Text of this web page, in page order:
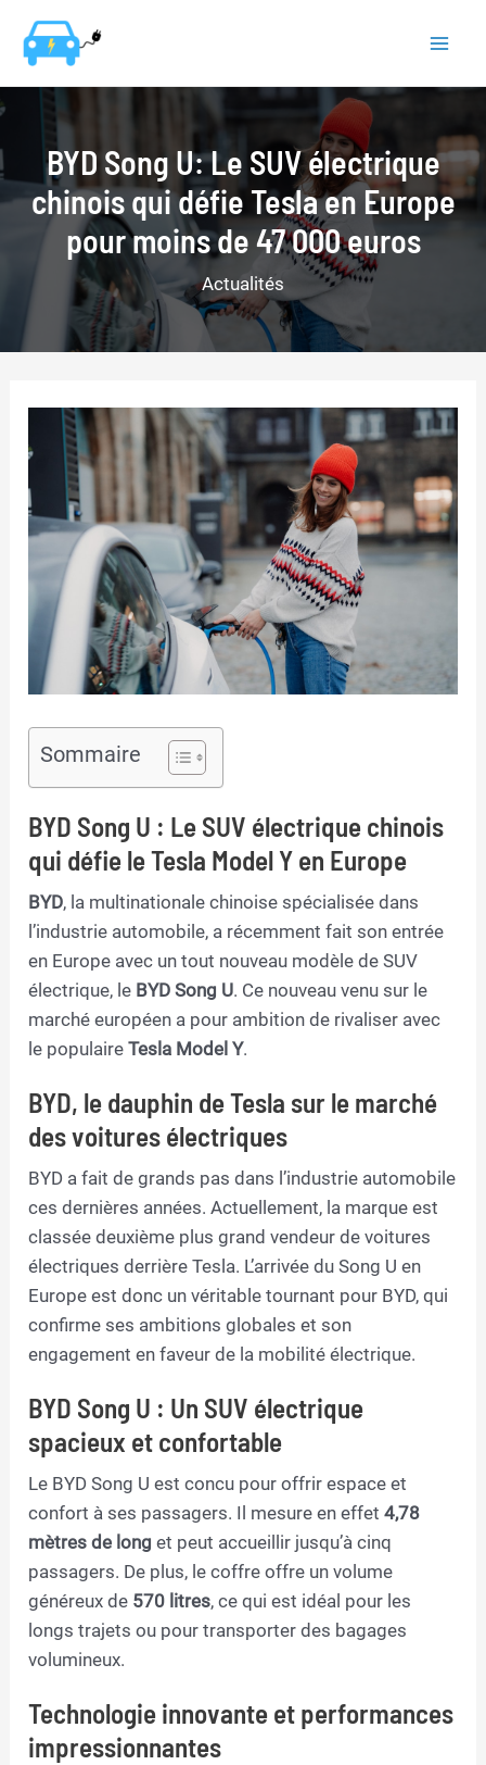
contenu
BYD Song U: Le SUV électrique
chinois qui défie Tesla en Europe
pour moins de 47 000 euros
Actualités
Sommaire
BYD Song U : Le SUV électrique chinois
qui défie le Tesla Model Y en Europe
BYD, la multinationale chinoise spécialisée dans
l’industrie automobile, a récemment fait son entrée
en Europe avec un tout nouveau modèle de SUV
électrique, le BYD Song U. Ce nouveau venu sur le
marché européen a pour ambition de rivaliser avec
le populaireTesla Model Y.
BYD, le dauphin de Tesla sur le marché
des voitures électriques
BYD a fait de grands pas dans l’industrie automobile
ces dernières années. Actuellement, la marque est
classée deuxième plus grand vendeur de voitures
électriques derrière Tesla. L’arrivée du Song U en
Europe est donc un véritable tournant pour BYD, qui
confirme ses ambitions globales et son
engagement en faveur de la mobilité électrique.
BYD Song U : Un SUV électrique
spacieux et confortable
Le BYD Song U est concu pour offrir espace et
confort à ses passagers. Il mesure en effet4,78
mètres de long et peut accueillir jusqu’à cinq
passagers. De plus, le coffre offre un volume
généreux de 570 litres, ce qui est idéal pour les
longs trajets ou pour transporter des bagages
volumineux.
Technologie innovante et performances
impressionnantes